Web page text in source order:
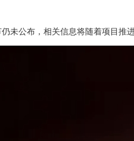
未公布，相关信息将随着项目推进